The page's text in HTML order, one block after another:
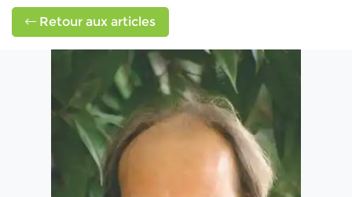
Retour aux articles